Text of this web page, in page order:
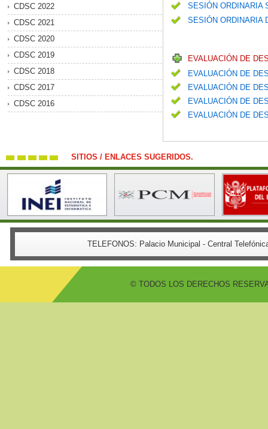
CDSC 2022
CDSC 2021
CDSC 2020
CDSC 2019
CDSC 2018
CDSC 2017
CDSC 2016
SESIÓN ORDINARIA
SESIÓN ORDINARIA
EVALUACIÓN DE
EVALUACIÓN DE
EVALUACIÓN DE
EVALUACIÓN DE
EVALUACIÓN DE
SITIOS / ENLACES SUGERIDOS.
TELEFONOS: Palacio Municipal - Central
© TODOS LOS DERECHOS